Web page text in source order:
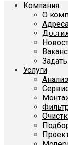
Компания
О
Услуги